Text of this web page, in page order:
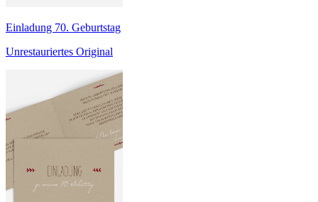
Einladung 70. Geburtstag
Unrestauriertes Original